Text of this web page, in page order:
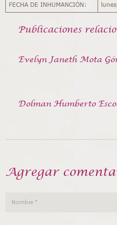
FECHA DE INHUMANCIÓN:
Publicaciones
Evelyn Janeth Mota
Dolman Humberto
Agregar